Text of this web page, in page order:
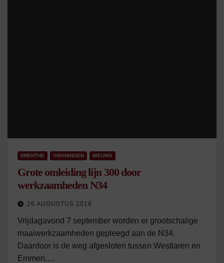
DRENTHE GRONINGEN NIEUWS
Grote omleiding lijn 300 door
werkzaamheden N34
26 AUGUSTUS 2018
Vrijdagavond 7 september worden er grootschalige
maaiwerkzaamheden gepleegd aan de N34.
Daardoor is de weg afgesloten tussen Westlaren en
Emmen.…